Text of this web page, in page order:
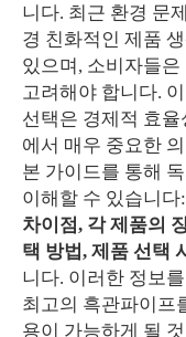
니다. 최근 환경 문
경 친화적인 제품
있으며, 소비자들은
고려해야 합니다.
선택은 경제적 효
에서 매우 중요한
본 가이드를 통해
이해할 수 있습니다:
차이점, 각 제품의
택 방법, 제품 선택
니다. 이러한 정보
최고의 흑관파이프
용이 가능하게 될